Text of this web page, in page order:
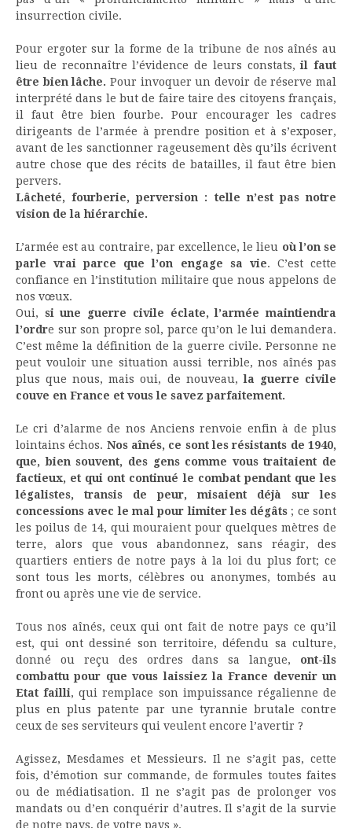
insurrection civile.
Pour ergoter sur la forme de la tribune de nos aînés au
lieu de reconnaître l’évidence de leurs constats,il faut
être bien lâche. Pour invoquer un devoir de réserve mal
interprété dans le but de faire taire des citoyens français,
il faut être bien fourbe. Pour encourager les cadres
dirigeants de l’armée à prendre position et à s’exposer,
avant de les sanctionner rageusement dès qu’ils écrivent
autre chose que des récits de batailles, il faut être bien
pervers.
Lâcheté, fourberie, perversion : telle n’est pas notre
vision de la hiérarchie.
L’armée est au contraire, par excellence, le lieu où l’on se
parle vrai parce que l’on engage sa vie. C’est cette
confiance en l’institution militaire que nous appelons de
nos vœux.
Oui, si une guerre civile éclate, l’armée maintiendra
l’ordre sur son propre sol, parce qu’on le lui demandera.
C’est même la définition de la guerre civile. Personne ne
peut vouloir une situation aussi terrible, nos aînés pas
plus que nous, mais oui, de nouveau,la guerre civile
couve en France et vous le savez parfaitement.
Le cri d’alarme de nos Anciens renvoie enfin à de plus
lointains échos. Nos aînés, ce sont les résistants de 1940,
que, bien souvent, des gens comme vous traitaient de
factieux, et qui ont continué le combat pendant que les
légalistes, transis de peur, misaient déjà sur les
concessions avec le mal pour limiter les dégâts ; ce sont
les poilus de 14, qui mouraient pour quelques mètres de
terre, alors que vous abandonnez, sans réagir, des
quartiers entiers de notre pays à la loi du plus fort; ce
sont tous les morts, célèbres ou anonymes, tombés au
front ou après une vie de service.
Tous nos aînés, ceux qui ont fait de notre pays ce qu’il
est, qui ont dessiné son territoire, défendu sa culture,
donné ou reçu des ordres dans sa langue, ont-ils
combattu pour que vous laissiez la France devenir un
Etat failli, qui remplace son impuissance régalienne de
plus en plus patente par une tyrannie brutale contre
ceux de ses serviteurs qui veulent encore l’avertir ?
Agissez, Mesdames et Messieurs. Il ne s’agit pas, cette
fois, d’émotion sur commande, de formules toutes faites
ou de médiatisation. Il ne s’agit pas de prolonger vos
mandats ou d’en conquérir d’autres. Il s’agit de la survie
de notre pays, de votre pays ».